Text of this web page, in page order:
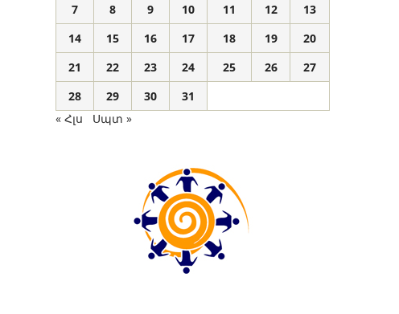
7
8 9 10 11 12
13
14
15 16 17 18 19
20
21
22 23 24 25 26
27
28
29 30
31
« Հլս
Սպտ »